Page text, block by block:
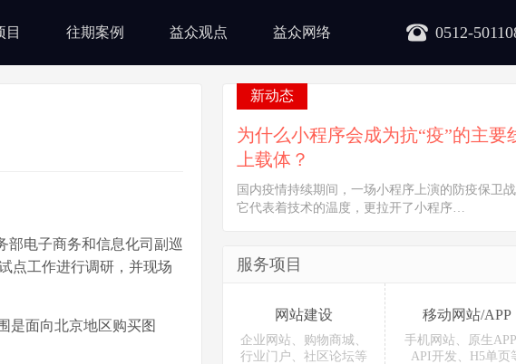
0512-
目 往期案例 益众观点 益众网络
部电子商务和信息化司副巡
点工作进行调研，并现场
面向北京地区购买图
新动态
为什么小程序会成为抗“疫”的主要
上载体？
国内疫情持续期间，一场小程序上演的防疫保卫
它代表着技术的温度，更拉开了小程序…
服务项目
网站建设
企业网站、购物商城、
行业门户、社区论坛等
移动网站/APP
手机网站、原生
API开发、H5单页